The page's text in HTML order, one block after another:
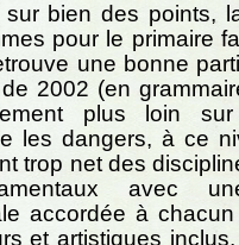
bien des points,
pour le primaire
une bonne
2002 (en
plus loin
les dangers, à ce
trop net des
avec
accordée à
et artistiques